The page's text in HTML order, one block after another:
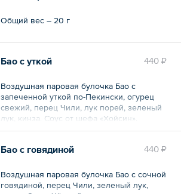
Общий вес – 20 г
440 ₽
Бао с уткой
Воздушная паровая булочка Бао с
запеченной уткой по-Пекински, огурец
свежий, перец Чили, лук порей, зеленый
лук, кинза. Соус от шефа «Хойсин».
440 ₽
Бао с говядиной
Воздушная паровая булочка Бао с сочной
говядиной, перец Чили, зеленый лук,